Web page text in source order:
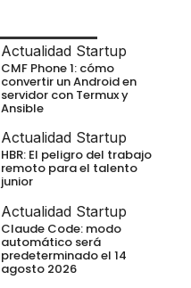
Actualidad Startup
CMF Phone 1: cómo
convertir un Android en
servidor con Termux y
Ansible
Actualidad Startup
HBR: El peligro del trabajo
remoto para el talento
junior
Actualidad Startup
Claude Code: modo
automático será
predeterminado el 14
agosto 2026